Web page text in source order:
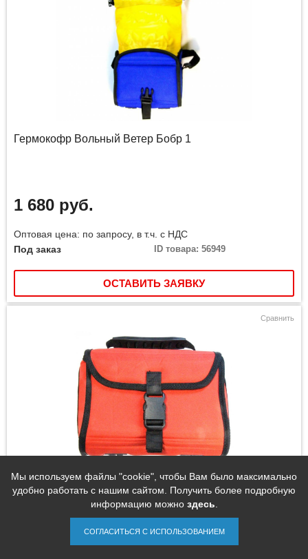
Гермокофр Вольный Ветер Бобр 1
1 680 руб.
Оптовая цена: по запросу, в т.ч. с НДС
Под заказ
ID товара: 56949
ОСТАВИТЬ ЗАЯВКУ
Сравнить
Гермокофр Вольный Ветер Бобр 2
1 990 руб.
Мы используем файлы "cookie", чтобы Вам было максимально
удобно работать с нашим сайтом. Получить более подробную
информацию можно здесь
СОГЛАСИТЬСЯ С ИСПОЛЬЗОВАНИЕМ